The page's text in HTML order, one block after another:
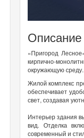
«Пригород
кирпично-
окружающую среду.
Жилой комплекс
обеспечивает
свет, создавая
Интерьер здания
вид. Отделка
современный и